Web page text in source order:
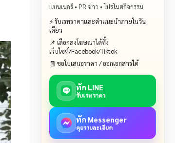
แบนเนอร์ • PR ข่าว • โปรโมตกิจกรรม
⚡ รับเรทราคาและคำแนะนำภายในวัน
เดียว
📌 เลือกลงโฆษณาได้ทั้ง
เว็บไซต์/Facebook/Tiktok
🧾 ขอใบเสนอราคา / ออกเอกสารได้
ทัก LINE
รับเรทราคา
ทัก Messenger
คุยรายละเอียด